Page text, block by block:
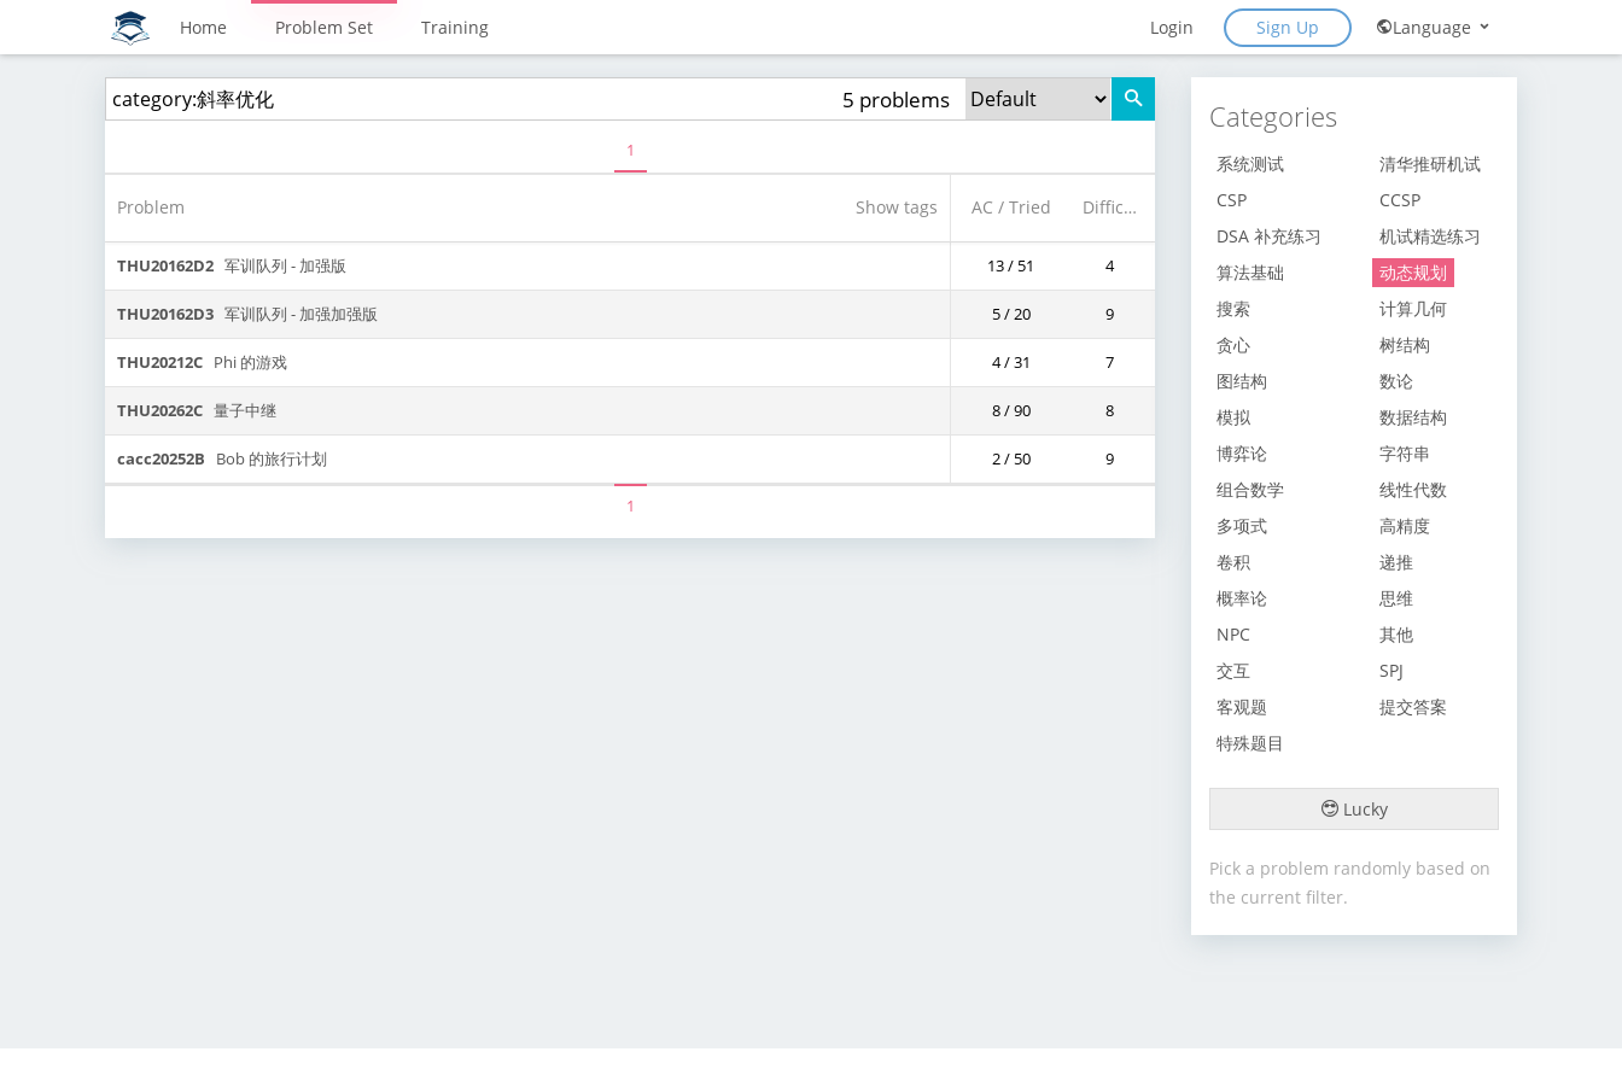
Home Problem Set Training Login Sign Up Language
5 problems
1
Problem Show tags AC / Tried Difficulty
THU20162D2 军训队列 - 加强版 13 / 51 4
THU20162D3 军训队列 - 加强加强版 5 / 20 9
THU20212C Phi 的游戏 4 / 31 7
THU20262C 量子中继 8 / 90 8
cacc20252B Bob 的旅行计划 2 / 50 9
1
Categories
系统测试
清华推研机试
CSP
CCSP
DSA 补充练习
机试精选练习
算法基础
动态规划
搜索
计算几何
贪心
树结构
图结构
数论
模拟
数据结构
博弈论
字符串
组合数学
线性代数
多项式
高精度
卷积
递推
概率论
思维
NPC
其他
交互
SPJ
客观题
提交答案
特殊题目
Lucky
Pick a problem randomly based on
the current filter.